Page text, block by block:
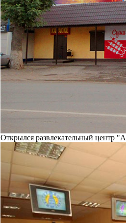
Открылся развлекательный центр